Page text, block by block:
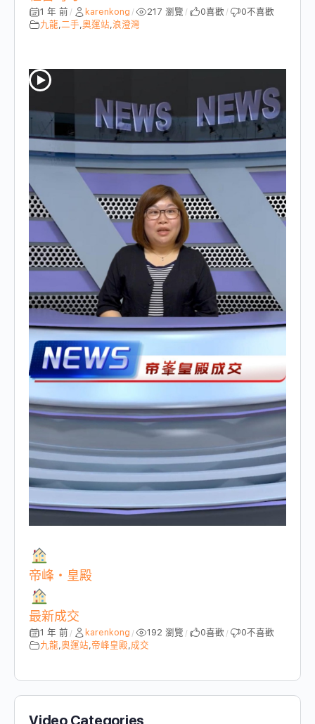
1 年 前 / karenkong / 217 瀏覽 / 0喜歡 / 0不喜歡
九龍 二手 奧運站 浪澄灣
帝峰・皇殿
最新成交
1 年 前 / karenkong / 192 瀏覽 / 0喜歡 / 0不喜歡
九龍,奧運站,帝峰皇殿,成交